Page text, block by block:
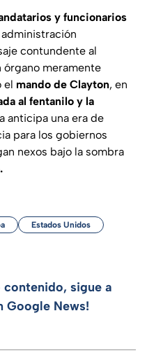
y funcionarios
administración
contundente al
órgano meramente
el mando de Clayton, en
al fentanilo y la
anticipa una era de
para los gobiernos
nexos bajo la sombra
Estados Unidos
contenido, sigue a
Google News!